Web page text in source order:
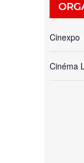
Cinexpo
Cinéma